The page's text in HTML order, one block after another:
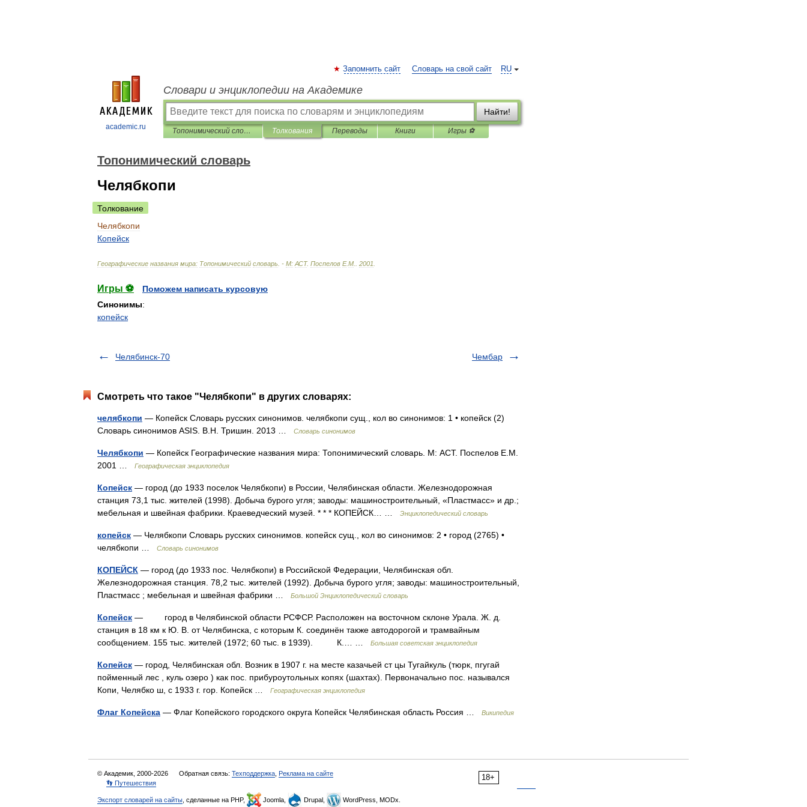
academic.ru
RU
Запомнить сайт Словарь на свой сайт
Словари и энциклопедии на Академике
Найти!
Топонимический словарь Толкования Переводы Книги Игры ⚽
Топонимический словарь
Челябкопи
Толкование
Челябкопи
Копейск
Географические названия мира: Топонимический словарь . - М: АСТ. Поспелов Е.М 2001
Игры ⚽
Поможем написать курсовую
Синонимы:
копейск
Челябинск-70 Чембар
Смотреть что такое "Челябкопи" в других словарях:
челябкопи — Копейск Словарь русских синонимов. челябкопи сущ., кол во синонимов: 1 • копейск (2)
Словарь синонимов ASIS. В.Н. Тришин. 2013 …
Словарь синонимов
Челябкопи — Копейск Географические названия мира: Топонимический словарь. М: АСТ. Поспелов Е.М.
2001 …
Географическая энциклопедия
Копейск — город (до 1933 поселок Челябкопи) в России, Челябинская области. Железнодорожная
станция 73,1 тыс. жителей (1998). Добыча бурого угля; заводы: машиностроительный, «Пластмасс» и др.;
мебельная и швейная фабрики. Краеведческий музей. * * * КОПЕЙСК… …
Энциклопедический словарь
копейск — Челябкопи Словарь русских синонимов. копейск сущ., кол во синонимов: 2 • город (2765) •
челябкопи …
Словарь синонимов
КОПЕЙСК — город (до 1933 пос. Челябкопи) в Российской Федерации, Челябинская обл.
Железнодорожная станция. 78,2 тыс. жителей (1992). Добыча бурого угля; заводы: машиностроительный,
Пластмасс ; мебельная и швейная фабрики …
Большой Энциклопедический словарь
Копейск — город в Челябинской области РСФСР. Расположен на восточном склоне Урала. Ж. д.
станция в 18 км к Ю. В. от Челябинска, с которым К. соединён также автодорогой и трамвайным
сообщением. 155 тыс. жителей (1972; 60 тыс. в 1939). К.… …
Большая советская энциклопедия
Копейск — город, Челябинская обл. Возник в 1907 г. на месте казачьей ст цы Тугайкуль (тюрк, пгугай
пойменный лес , куль озеро ) как пос. прибуроутольных копях (шахтах). Первоначально пос. назывался
Копи, Челябко ш, с 1933 г. гор. Копейск …
Географическая энциклопедия
Флаг Копейска — Флаг Копейского городского округа Копейск Челябинская область Россия … Википедия
18+
© Академик, 2000-2026 Обратная связь: Техподдержка Реклама на сайте
👣 Путешествия
Экспорт словарей на сайты , сделанные на PHP, Joomla, Drupal, WordPress, MODx.